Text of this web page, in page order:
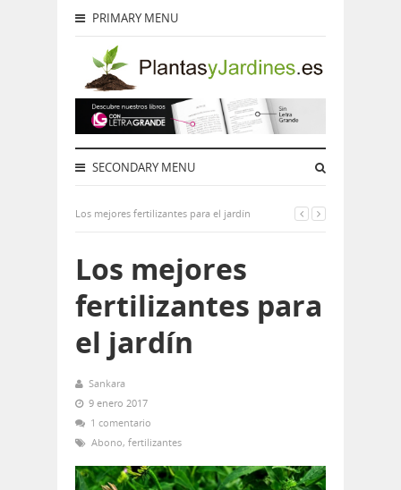
PRIMARY MENU
SECONDARY MENU
Los mejores fertilizantes para el jardín
Los mejores
fertilizantes para
el jardín
Sankara
9 enero 2017
1 comentario
Abono, fertilizantes